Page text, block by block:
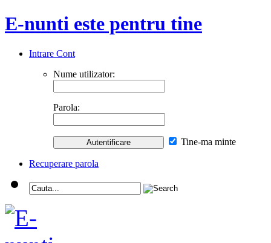
E-nunti este pentru tine
Intrare Cont
Nume utilizator:
Parola:
Tine-ma minte
Recuperare parola